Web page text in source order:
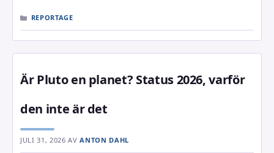
KATEGORIER
REPORTAGE
Är Pluto en planet? Status 2026, varför
den inte är det
JULI 31, 2026 AVANTON DAHL